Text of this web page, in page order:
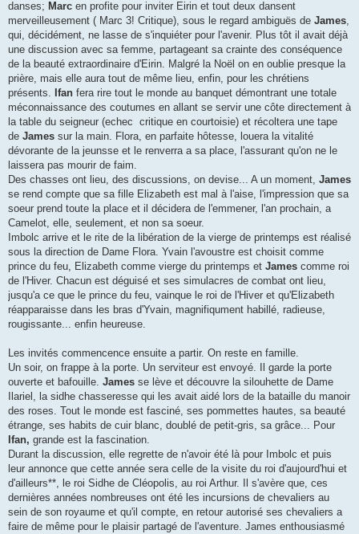
danses; Marc en profite pour inviter Eirin et tout deux dansent
merveilleusement ( Marc 3! Critique), sous le regard ambiguës de James,
qui, décidément, ne lasse de s'inquiéter pour l'avenir. Plus tôt il avait déjà
une discussion avec sa femme, partageant sa crainte des conséquence
de la beauté extraordinaire d'Eirin. Malgré la Noël on en oublie presque la
prière, mais elle aura tout de même lieu, enfin, pour les chrétiens
présents. Ifan fera rire tout le monde au banquet démontrant une totale
méconnaissance des coutumes en allant se servir une côte directement à
la table du seigneur (echec critique en courtoisie) et récoltera une tape
de James sur la main. Flora, en parfaite hôtesse, louera la vitalité
dévorante de la jeunsse et le renverra a sa place, l'assurant qu'on ne le
laissera pas mourir de faim.
Des chasses ont lieu, des discussions, on devise... A un moment, James
se rend compte que sa fille Elizabeth est mal à l'aise, l'impression que sa
soeur prend toute la place et il décidera de l'emmener, l'an prochain, a
Camelot, elle, seulement, et non sa soeur.
Imbolc arrive et le rite de la libération de la vierge de printemps est réalisé
sous la direction de Dame Flora. Yvain l'avoustre est choisit comme
prince du feu, Elizabeth comme vierge du printemps et James comme roi
de l'Hiver. Chacun est déguisé et ses simulacres de combat ont lieu,
jusqu'a ce que le prince du feu, vainque le roi de l'Hiver et qu'Elizabeth
réapparaisse dans les bras d'Yvain, magnifiqument habillé, radieuse,
rougissante... enfin heureuse.
Les invités commencence ensuite a partir. On reste en famille.
Un soir, on frappe à la porte. Un serviteur est envoyé. Il garde la porte
ouverte et bafouille. James se lève et découvre la silouhette de Dame
Ilariel, la sidhe chasseresse qui les avait aidé lors de la bataille du manoir
des roses. Tout le monde est fasciné, ses pommettes hautes, sa beauté
étrange, ses habits de cuir blanc, doublé de petit-gris, sa grâce... Pour
fan, grande est la fascination.
Durant la discussion, elle regrette de n'avoir été là pour Imbolc et puis
leur annonce que cette année sera celle de la visite du roi d'aujourd'hui et
d'ailleurs**, le roi Sidhe de Cléopolis, au roi Arthur. Il s'avère que, ces
dernières années nombreuses ont été les incursions de chevaliers au
sein de son royaume et qu'il compte, en retour autorisé ses chevaliers a
faire de même pour le plaisir partagé de l'aventure. James enthousiasmé